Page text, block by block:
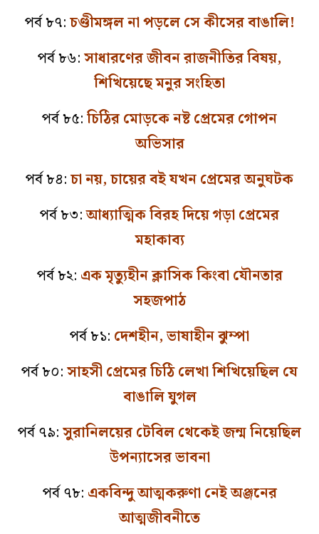
পর্ব ৮৭:চণ্ডীমঙ্গল না পড়লে সে কীসের বাঙালি!
পর্ব ৮৬:সাধারণের জীবন রাজনীতির বিষয়,
শিখিয়েছে মনুর সংহিতা
পর্ব ৮৫:চিঠির মোড়কে নষ্ট প্রেমের গোপন
অভিসার
পর্ব ৮৪:চা নয়, চায়ের বই যখন প্রেমের অনুঘটক
পর্ব ৮৩:আধ্যাত্মিক বিরহ দিয়ে গড়া প্রেমের
মহাকাব্য
পর্ব ৮২: এক মৃত্যুহীন ক্লাসিক কিংবা যৌনতার
সহজপাঠ
পর্ব ৮১: দেশহীন, ভাষাহীন ঝুম্পা
পর্ব ৮০:সাহসী প্রেমের চিঠি লেখা শিখিয়েছিল যে
বাঙালি যুগল
পর্ব ৭৯:সুরানিলয়ের টেবিল থেকেই জন্ম নিয়েছিল
উপন্যাসের ভাবনা
পর্ব ৭৮: একবিন্দু আত্মকরুণা নেই অঞ্জনের
আত্মজীবনীতে